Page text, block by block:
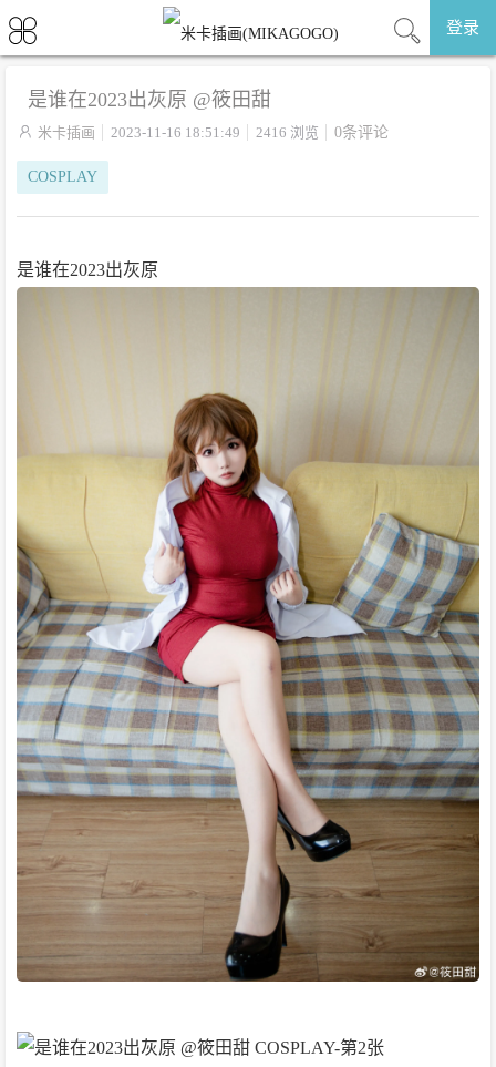
登录
是谁在2023出灰原 @筱田甜
 米卡插画 2023-11-16 18:51:49 2416 浏览 0条评论
COSPLAY
是谁在2023出灰原